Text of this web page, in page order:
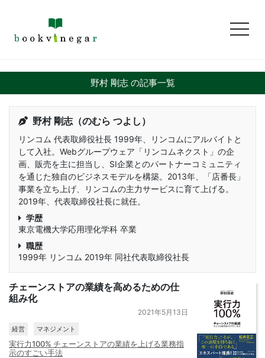
野村 剛志 の記事一覧
野村 剛志（のむら つよし）
リンコム 代表取締役社長 1999年、リンコムにアルバイトと
して入社。Webグループウェア「リンコムネクスト」の企
画、販売を主に担当し、SI企業とのパートナーコミュニティ
を通じた独自のビジネスモデルを構築。2013年、「店番長」
事業を立ち上げ、リンコムの主力サービスに育て上げる。
2019年、代表取締役社長に就任。
学歴
東京電機大学応用理化学科 卒業
職歴
1999年 リンコム 2019年 同社代表取締役社長
チェーンストアの業績を高めるための仕
組み化
2021年5月13日
経営 マネジメント
実行力100% チェーンストアの業績を上げる業務指
示のすごい手法